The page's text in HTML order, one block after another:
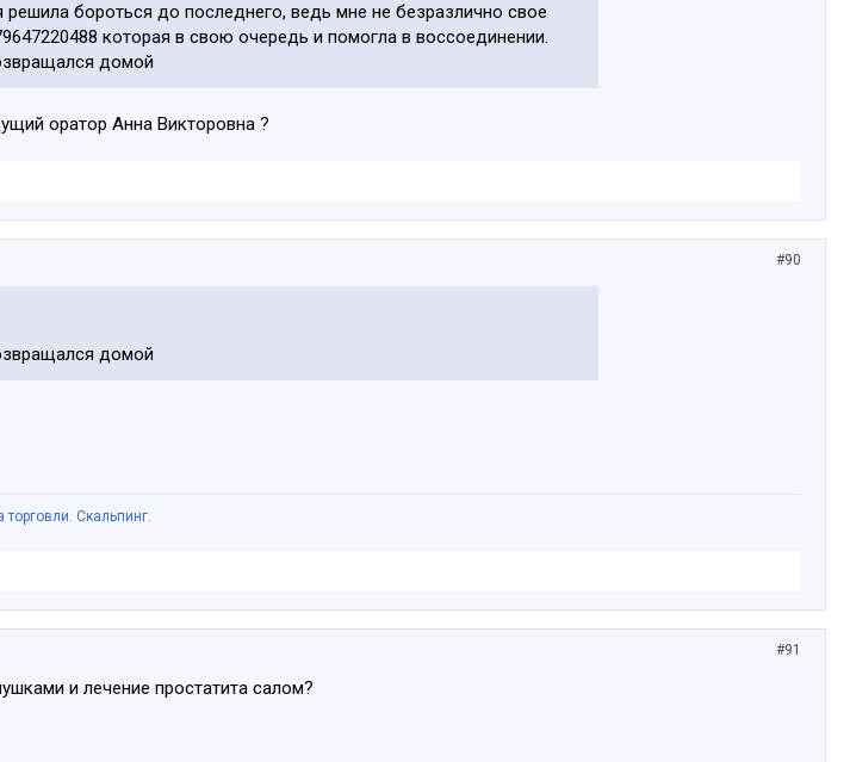
бороться до последнего, ведь мне не безразлично свое
которая в свою очередь и помогла в воссоединении.
домой
оратор Анна Викторовна ?
#90
домой
Скальпинг.
#91
и лечение простатита салом?